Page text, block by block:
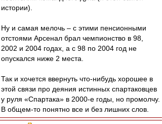
истории).
Ну и самая мелочь – с этими пенсионными
отстоями Арсенал брал чемпионство в 98,
2002 и 2004 годах, а с 98 по 2004 год не
опускался ниже 2 места.
Так и хочется ввернуть что-нибудь хорошее в
этой связи про деяния истинных спартаковцев
у руля «Спартака» в 2000-е годы, но промолчу.
В общем-то понятно все и без лишних слов.